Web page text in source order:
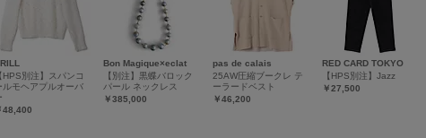
HPS別注】スパンコ
ルモヘアプルオーバ
48,400
Bon Magique×eclat
【別注】黒蝶バロック
パール ネックレス
￥385,000
pas de calais
25AW圧縮ブークレ テ
ーラードベスト
￥46,200
RED CARD TOKYO
【HPS別注】Jazz
￥27,500